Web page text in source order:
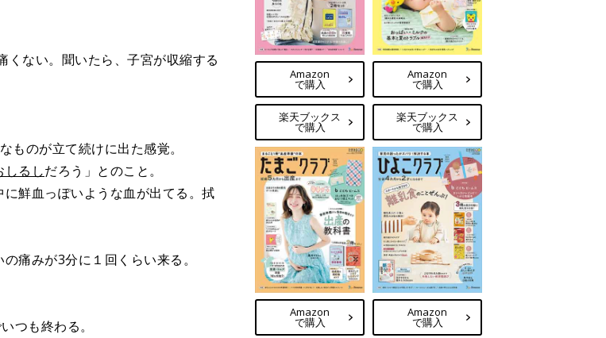
ない。聞いたら、子宮が収縮する
ものが立て続けに出た感覚。
しるしだろう」とのこと。
鮮血っぽいような血が出てる。拭
痛みが3分に１回くらい来る。
つも終わる。
Amazon
で購入
楽天ブックス
で購入
Amazon
で購入
楽天ブックス
で購入
Amazon
で購入
Amazon
で購入